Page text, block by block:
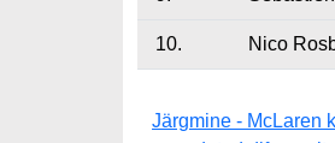
10. Nico
Järgmine - McLaren